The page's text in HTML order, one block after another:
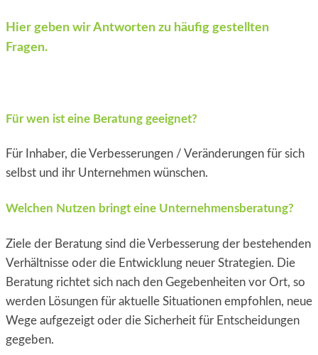
Hier geben wir Antworten zu häufig gestellten
Fragen.
Für wen ist eine Beratung geeignet?
Für Inhaber, die Verbesserungen / Veränderungen für sich
selbst und ihr Unternehmen wünschen.
Welchen Nutzen bringt eine Unternehmensberatung?
Ziele der Beratung sind die Verbesserung der bestehenden
Verhältnisse oder die Entwicklung neuer Strategien. Die
Beratung richtet sich nach den Gegebenheiten vor Ort, so
werden Lösungen für aktuelle Situationen empfohlen, neue
Wege aufgezeigt oder die Sicherheit für Entscheidungen
gegeben.